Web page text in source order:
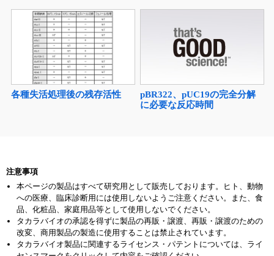
各種失活処理後の残存活性
pBR322、pUC19の完全分解
に必要な反応時間
注意事項
本ページの製品はすべて研究用として販売しております。ヒト、動物
への医療、臨床診断用には使用しないようご注意ください。また、食
品、化粧品、家庭用品等として使用しないでください。
タカラバイオの承認を得ずに製品の再販・譲渡、再販・譲渡のための
改変、商用製品の製造に使用することは禁止されています。
タカラバイオ製品に関連するライセンス・パテントについては、ライ